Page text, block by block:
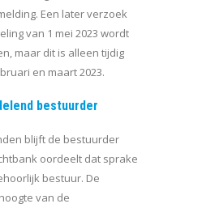
Een later verzoek
van 1 mei 2023 wordt
maar dit is alleen tijdig
en maart 2023.
bestuurder
blijft de bestuurder
oordeelt dat sprake
bestuur. De
van de